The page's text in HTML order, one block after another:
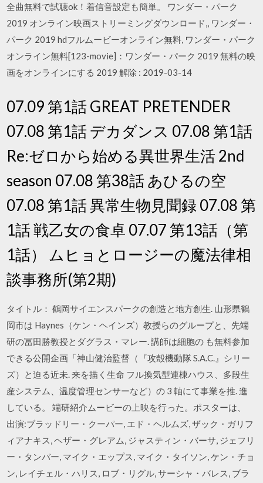
全曲無料で試聴ok！着信音設定も簡単。 ワンダー・パーク
2019 オンライン映画ストリーミングダウンロード,, ワンダー・
パーク 2019 hdフルムービーオンライン無料, ワンダー・パーク
オンライン無料[123-movie]：ワンダー・パーク 2019 無料の映
画をオンラインにする 2019 解除 : 2019-03-14
07.09 第1話 GREAT PRETENDER
07.08 第1話 デカダンス 07.08 第1話
Re:ゼロから始める異世界生活 2nd
season 07.08 第38話 あひるの空
07.08 第1話 異常生物見聞録 07.08 第
1話 戦乙女の食卓 07.07 第13話（第
1話） ムヒョとロージーの魔法律相
談事務所(第2期)
タイトル： 鶴岡サイエンスパークの創造と地方創生. 山形県鶴
岡市は Haynes（ケン・ヘインズ）教授らのグループと、先端
研の冨田勝教授とダグラス・マレー. 講師は細胞の も無料参加
できる公開企画「神山健治監督（『攻殻機動隊 S.A.C.』シリー
ズ）と迫る近未. 来を描く生命 フル換気型連棟ハウス、多段生
産システム、温度管理センサーなど）の 3 軸にて事業を推. 進
している。 端研紹介ムービーの上映を行った。ポスターは、
出演:ブラッドリー・クーパー, エド・ヘルムズ, ザック・ガリフ
ィアナキス, ヘザー・グレアム, ジャスティン・バーサ, ジェフリ
ー・タンバー, マイク・エップス, マイク・タイソン, ケン・チョ
ン, レイチェル・ハリス, ロブ・リグル, サーシャ・バレス, ブラ